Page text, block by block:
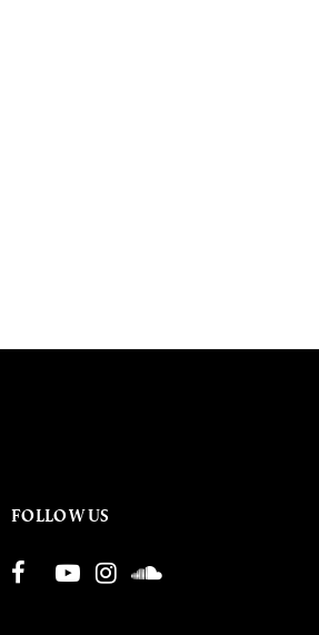
FOLLOW US